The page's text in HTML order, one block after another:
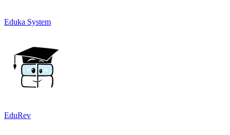
Eduka System
EduRev